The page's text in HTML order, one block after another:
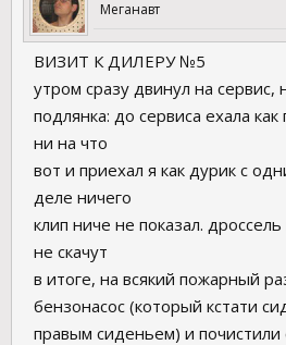
Меганавт
ВИЗИТ К ДИЛЕРУ №5
утром сразу двинул на сервис,
подлянка: до сервиса ехала
ни на что
вот и приехал я как дурик с
деле ничего
клип ниче не показал.
не скачут
в итоге, на всякий пожарный
бензонасос (который кстати
правым сиденьем) и